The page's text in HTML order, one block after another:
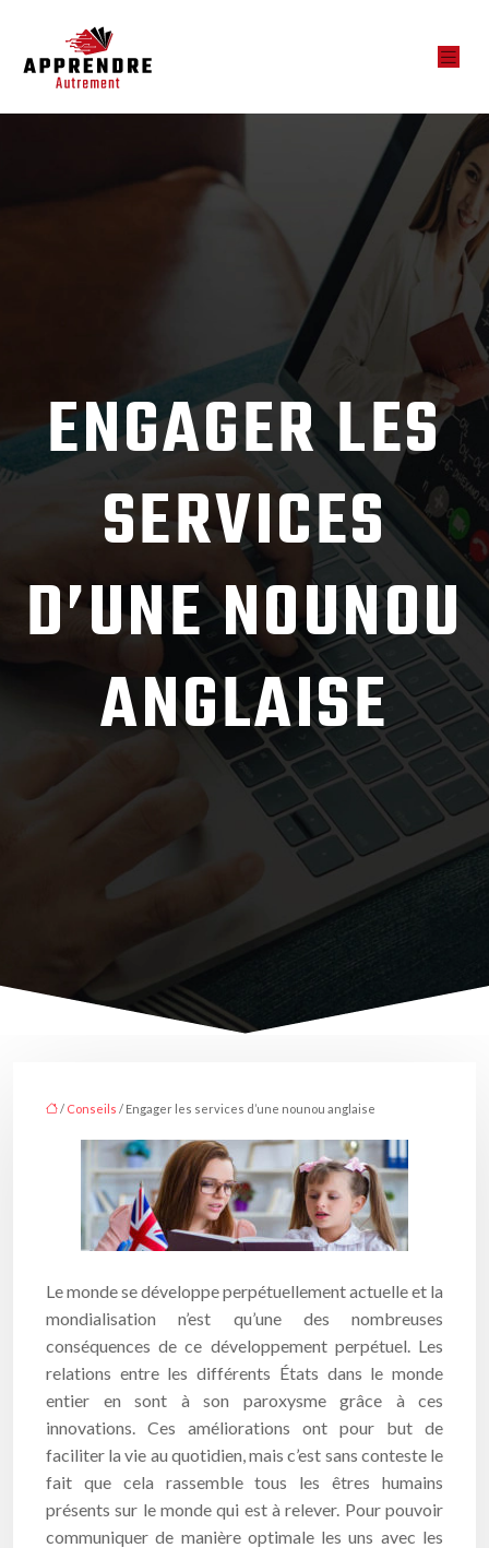
ENGAGER LES
SERVICES
D’UNE NOUNOU
ANGLAISE
/ Conseils / Engager les services d’une nounou anglaise
Le monde se développe perpétuellement actuelle et la
mondialisation n’est qu’une des nombreuses
conséquences de ce développement perpétuel. Les
relations entre les différents États dans le monde
entier en sont à son paroxysme grâce à ces
innovations. Ces améliorations ont pour but de
faciliter la vie au quotidien, mais c’est sans conteste le
fait que cela rassemble tous les êtres humains
présents sur le monde qui est à relever. Pour pouvoir
communiquer de manière optimale les uns avec les